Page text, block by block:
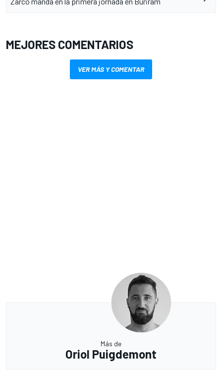
MEJORES COMENTARIOS
VER MÁS Y COMENTAR
Más de
Oriol Puigdemont